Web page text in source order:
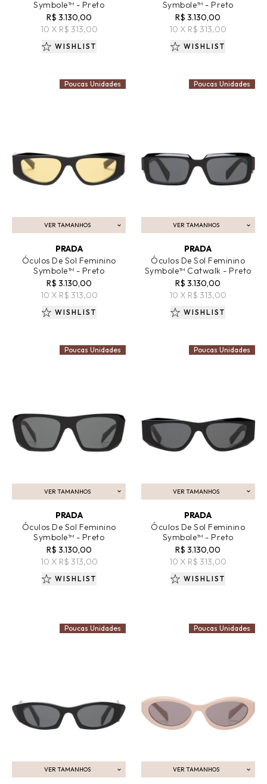
Symbole™ - Preto
R$ 3.130,00
10 X R$ 313,00
WISHLIST
Symbole™ - Preto
R$ 3.130,00
10 X R$ 313,00
WISHLIST
VER TAMANHOS
ADICIONAR AO CARRINHO
PRADA
Óculos De Sol Feminino
Symbole™ - Preto
R$ 3.130,00
10 X R$ 313,00
Poucas Unidades
WISHLIST
VER TAMANHOS
ADICIONAR AO CARRINHO
PRADA
Óculos De Sol Feminino
Symbole™ Catwalk - Preto
R$ 3.130,00
10 X R$ 313,00
Poucas Unidades
WISHLIST
VER TAMANHOS
ADICIONAR AO CARRINHO
PRADA
Óculos De Sol Feminino
Symbole™ - Preto
R$ 3.130,00
10 X R$ 313,00
Poucas Unidades
WISHLIST
VER TAMANHOS
ADICIONAR AO CARRINHO
PRADA
Óculos De Sol Feminino
Symbole™ - Preto
R$ 3.130,00
10 X R$ 313,00
Poucas Unidades
WISHLIST
VER TAMANHOS
ADICIONAR AO CARRINHO
Poucas Unidades
VER TAMANHOS
ADICIONAR AO CARRINHO
Poucas Unidades